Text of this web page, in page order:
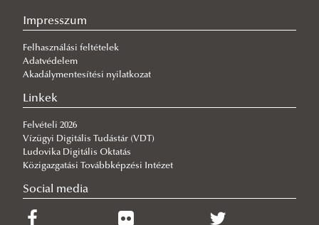
MInimizing CROssborder water contamination of
microPLASTICS
LIFE LOGOS 4 WATERS (LIFE20 CCA/HU/1604) project
Impresszum
Felhasználási feltételek
Adatvédelem
Akadálymentesítési nyilatkozat
Linkek
Felvételi 2026
Vízügyi Digitális Tudástár (VDT)
Ludovika Digitális Oktatás
Közigazgatási Továbbképzési Intézet
Social media